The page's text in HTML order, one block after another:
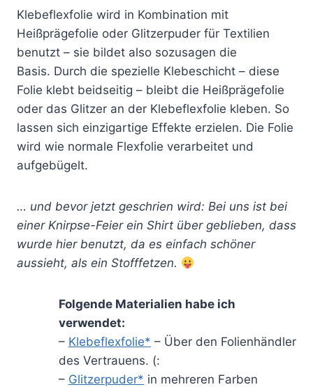
Klebeflexfolie wird in Kombination mit
Heißprägefolie oder Glitzerpuder für Textilien
benutzt – sie bildet also sozusagen die
Basis. Durch die spezielle Klebeschicht – diese
Folie klebt beidseitig – bleibt die Heißprägefolie
oder das Glitzer an der Klebeflexfolie kleben. So
lassen sich einzigartige Effekte erzielen. Die Folie
wird wie normale Flexfolie verarbeitet und
aufgebügelt.
… und bevor jetzt geschrien wird: Bei uns ist bei
einer Knirpse-Feier ein Shirt über geblieben, dass
wurde hier benutzt, da es einfach schöner
aussieht, als ein Stofffetzen.
Folgende Materialien habe ich
verwendet:
– Klebeflexfolie* – Über den Folienhändler
des Vertrauens. (:
– Glitzerpuder* in mehreren Farben